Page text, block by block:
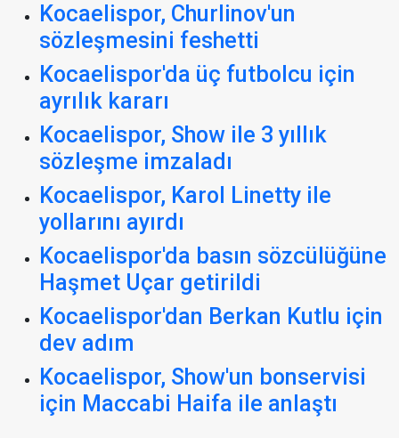
Kocaelispor, Churlinov'un
sözleşmesini feshetti
Kocaelispor'da üç futbolcu için
ayrılık kararı
Kocaelispor, Show ile 3 yıllık
sözleşme imzaladı
Kocaelispor, Karol Linetty ile
yollarını ayırdı
Kocaelispor'da basın sözcülüğüne
Haşmet Uçar getirildi
Kocaelispor'dan Berkan Kutlu için
dev adım
Kocaelispor, Show'un bonservisi
için Maccabi Haifa ile anlaştı